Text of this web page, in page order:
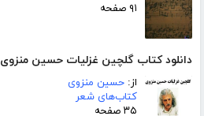
۹۱ صفحه
دانلود کتاب گلچین غزلیات حسین منزوی
از: حسین منزوی
کتاب‌های شعر
۳۵ صفحه